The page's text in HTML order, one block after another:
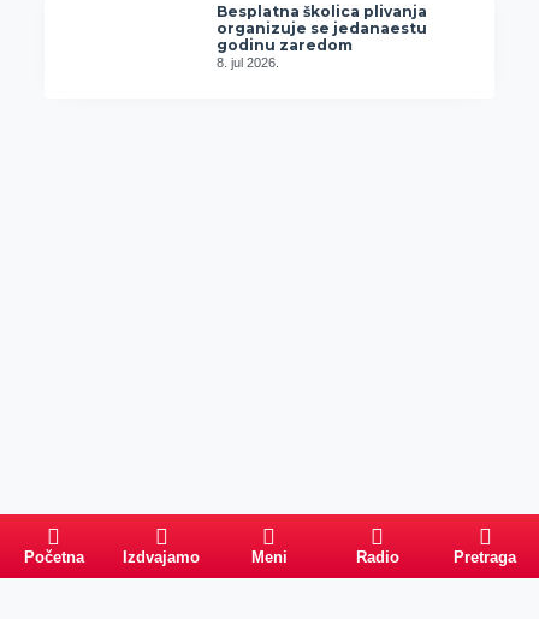
Besplatna školica plivanja
organizuje se jedanaestu
godinu zaredom
8. jul 2026.
Početna Izdvajamo Meni Radio Pretraga